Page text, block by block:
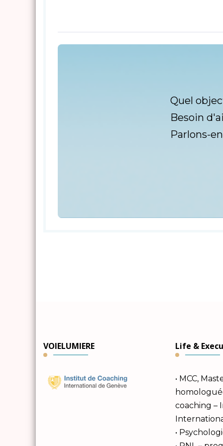
Quel
Besoin
Parlons-
VOIELUMIERE Life &
• MCC,
coaching –
•